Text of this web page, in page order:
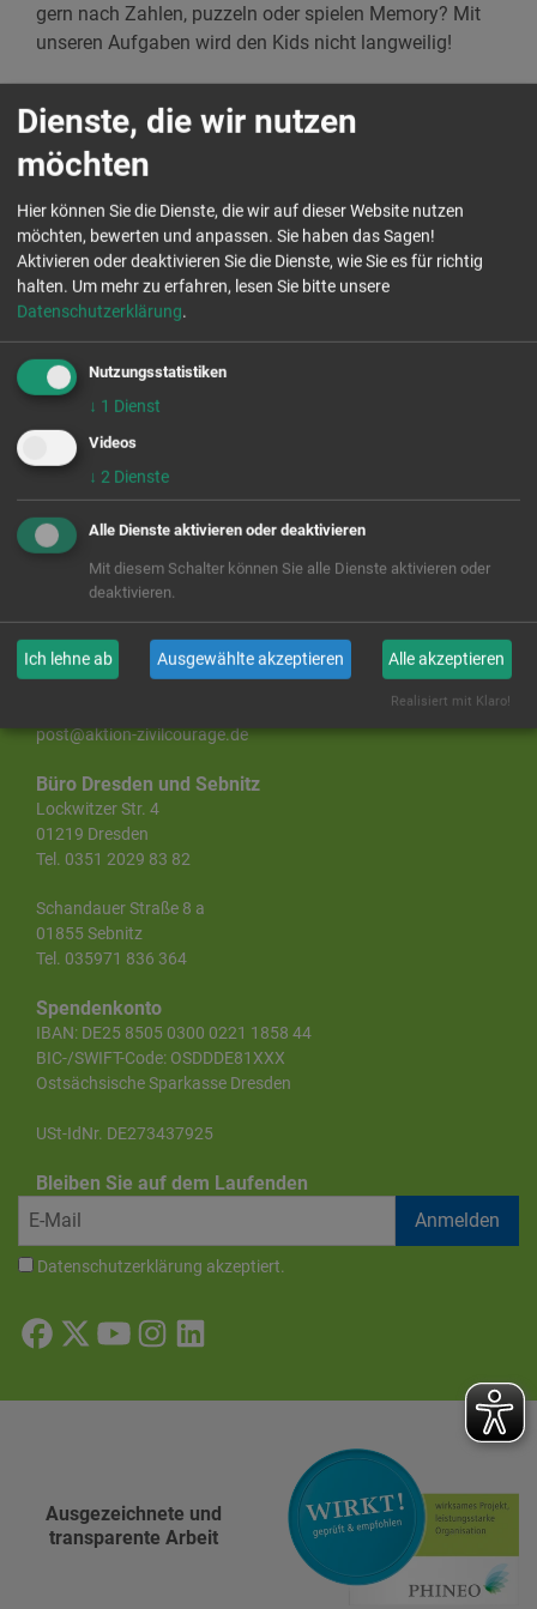
gern nach Zahlen, puzzeln oder spielen Memory? Mit
unseren Aufgaben wird den Kids nicht langweilig!
Download der Materialien
Unsere Malvorlagen stehen Ihnen jederzeit
Herunterladen zur Verfügung. Greifen Sie gern zu und
lassen Sie Ihre Kinder aktiv mitmachen.
Unsere aktuellen Weiterbildungsangebote für
ehrenamtlich Engagierte
Wir wünschen allen Seminar-Teilnehmerinnen und
Teilnehmern - ob klein oder groß - viel Spaß bei
Landesgeschäftsstelle Sachsen
Aktion Zivilcourage e. V.
Tel. 03501 460880
post@aktion-zivilcourage.de
Büro Dresden und Sebnitz
Lockwitzer Str. 4
01219 Dresden
Tel. 0351 2029 83 82
Schandauer Straße 8 a
01855 Sebnitz
Tel. 035971 836 364
Spendenkonto
IBAN: DE25 8505 0300 0221 1858 44
BIC-/SWIFT-Code: OSDDDE81XXX
Ostsächsische Sparkasse Dresden
USt-IdNr. DE273437925
Bleiben Sie auf dem Laufenden
Datenschutzerklärung akzeptiert.
Ausgezeichnete und
transparente Arbeit
Dienste, die wir nutzen
möchten
Hier können Sie die Dienste, die wir auf dieser Website nutzen
möchten, bewerten und anpassen. Sie haben das Sagen!
Aktivieren oder deaktivieren Sie die Dienste, wie Sie es für richtig
halten. Um mehr zu erfahren, lesen Sie bitte unsere
Datenschutzerklärung.
Nutzungsstatistiken
↓ 1 Dienst
Videos
↓ 2 Dienste
Alle Dienste aktivieren oder deaktivieren
Mit diesem Schalter können Sie alle Dienste aktivieren oder
deaktivieren.
Ich lehne ab Ausgewählte akzeptieren Alle akzeptieren
Realisiert mit Klaro!